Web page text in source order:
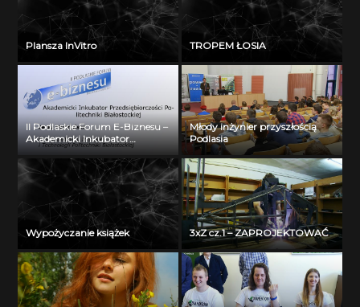
Plansza InVitro TROPEM ŁOSIA
II Podlaskie Forum E-Biznesu –
Akademicki Inkubator
Przedsiębiorczości Politechniki
Białostockiej – Jerzy Muszyński
Młody inżynier przyszłością
Podlasia
Wypożyczanie książek 3xZ cz.1 – ZAPROJEKTOWAĆ